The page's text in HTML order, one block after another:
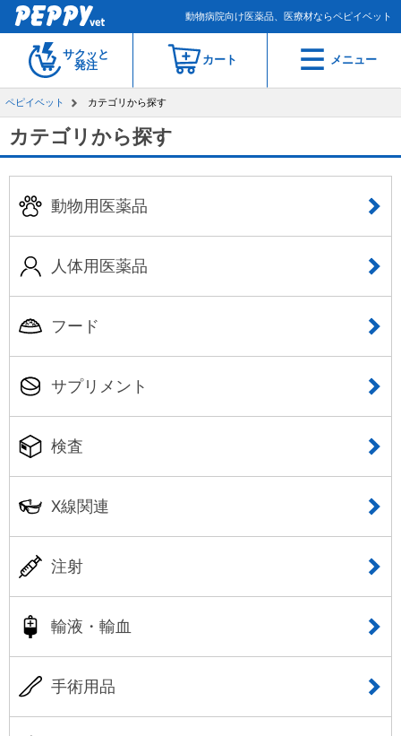
動物病院向け医薬品、医療材ならペピイベット
サクッと
発注
カート メニュー
ペピイベット カテゴリから探す
カテゴリから探す
動物用医薬品
人体用医薬品
フード
サプリメント
検査
X線関連
注射
輸液・輸血
手術用品